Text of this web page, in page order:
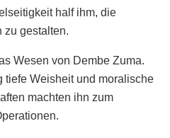
half ihm, die
zu gestalten.
Wesen von Dembe Zuma.
tiefe Weisheit und moralische
machten ihn zum